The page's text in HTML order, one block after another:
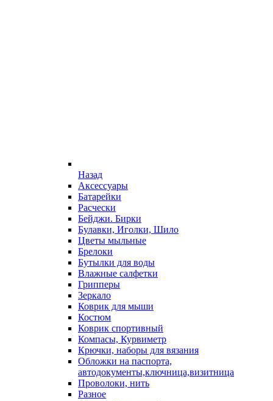
Назад
Аксессуары
Батарейки
Расчески
Бейджи. Бирки
Булавки, Иголки, Шило
Цветы мыльные
Брелоки
Бутылки для воды
Влажные салфетки
Грипперы
Зеркало
Коврик для мыши
Костюм
Коврик спортивный
Компасы, Курвиметр
Крючки, наборы для вязания
Обложки на паспорта,
автодокументы,ключница,визитница
Проволоки, нить
Разное